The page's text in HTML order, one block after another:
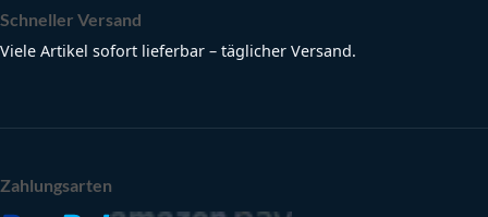
Schneller Versand
Viele Artikel sofort lieferbar – täglicher Versand.
Zahlungsarten